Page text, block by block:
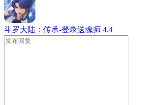
斗罗大陆：传承-登录送魂师 4.4